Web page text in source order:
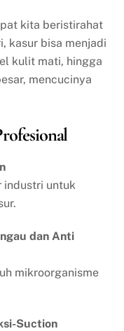
kita beristirahat
kasur bisa menjadi
kulit mati, hingga
mencucinya
industri untuk
dan Anti
mikroorganisme
Suction